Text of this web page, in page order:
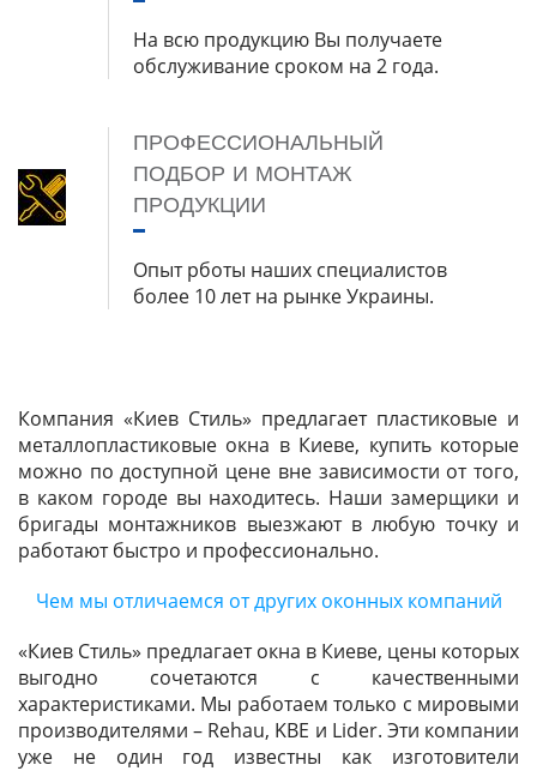
На всю продукцию Вы получаете
обслуживание сроком на 2 года.
ПРОФЕССИОНАЛЬНЫЙ
ПОДБОР И МОНТАЖ
ПРОДУКЦИИ
Опыт рботы наших специалистов
более 10 лет на рынке Украины.
Компания «Киев Стиль» предлагает пластиковые и
металлопластиковые окна в Киеве, купить которые
можно по доступной цене вне зависимости от того,
в каком городе вы находитесь. Наши замерщики и
бригады монтажников выезжают в любую точку и
работают быстро и профессионально.
Чем мы отличаемся от других оконных компаний
«Киев Стиль» предлагает окна в Киеве, цены которых
выгодно сочетаются с качественными
характеристиками. Мы работаем только с мировыми
производителями – Rehau, KBE и Lider. Эти компании
уже не один год известны как изготовители